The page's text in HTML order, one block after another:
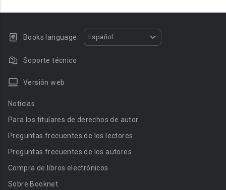
Books language: Español
Soporte técnico
Versión web
Noticias
Para los titulares de derechos de autor
Preguntas frecuentes de los lectores
Preguntas frecuentes de los autores
Compra de libros electrónicos
Sobre Booknet